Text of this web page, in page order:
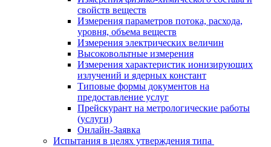
свойств веществ
Измерения параметров потока, расхода,
уровня, объема веществ
Измерения электрических величин
Высоковольтные измерения
Измерения характеристик ионизирующих
излучений и ядерных констант
Типовые формы документов на
предоставление услуг
Прейскурант на метрологические работы
(услуги)
Онлайн-Заявка
Испытания в целях утверждения типа